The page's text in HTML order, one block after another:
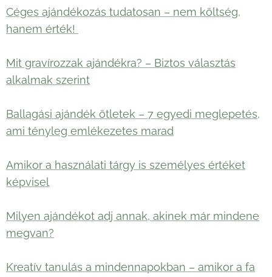
Céges ajándékozás tudatosan – nem költség,
hanem érték!
Mit gravírozzak ajándékra? – Biztos választás
alkalmak szerint
Ballagási ajándék ötletek – 7 egyedi meglepetés,
ami tényleg emlékezetes marad
Amikor a használati tárgy is személyes értéket
képvisel
Milyen ajándékot adj annak, akinek már mindene
megvan?
Kreatív tanulás a mindennapokban – amikor a fa